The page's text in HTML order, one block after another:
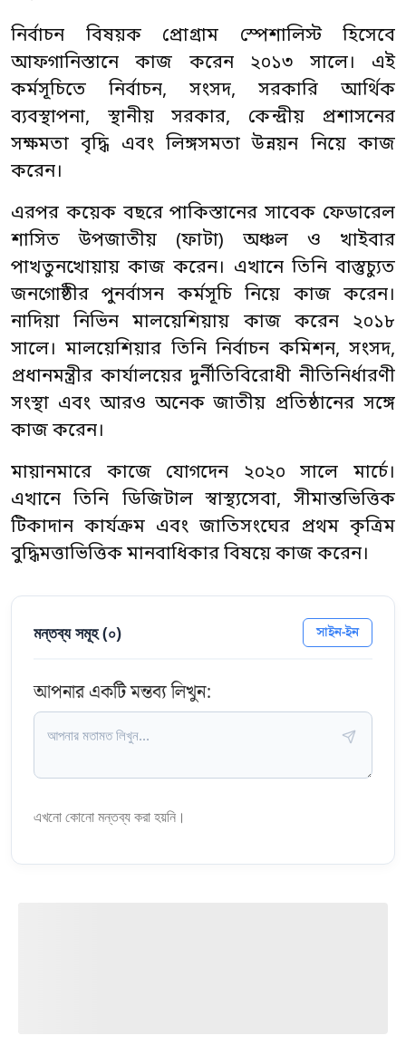
নির্বাচন বিষয়ক প্রোগ্রাম স্পেশালিস্ট হিসেবে
আফগানিস্তানে কাজ করেন ২০১৩ সালে। এই
কর্মসূচিতে নির্বাচন, সংসদ, সরকারি আর্থিক
ব্যবস্থাপনা, স্থানীয় সরকার, কেন্দ্রীয় প্রশাসনের
সক্ষমতা বৃদ্ধি এবং লিঙ্গসমতা উন্নয়ন নিয়ে কাজ
করেন।
এরপর কয়েক বছরে পাকিস্তানের সাবেক ফেডারেল
শাসিত উপজাতীয় (ফাটা) অঞ্চল ও খাইবার
পাখতুনখোয়ায় কাজ করেন। এখানে তিনি বাস্তুচ্যুত
জনগোষ্ঠীর পুনর্বাসন কর্মসূচি নিয়ে কাজ করেন।
নাদিয়া নিভিন মালয়েশিয়ায় কাজ করেন ২০১৮
সালে। মালয়েশিয়ার তিনি নির্বাচন কমিশন, সংসদ,
প্রধানমন্ত্রীর কার্যালয়ের দুর্নীতিবিরোধী নীতিনির্ধারণী
সংস্থা এবং আরও অনেক জাতীয় প্রতিষ্ঠানের সঙ্গে
কাজ করেন।
মায়ানমারে কাজে যোগদেন ২০২০ সালে মার্চে।
এখানে তিনি ডিজিটাল স্বাস্থ্যসেবা, সীমান্তভিত্তিক
টিকাদান কার্যক্রম এবং জাতিসংঘের প্রথম কৃত্রিম
বুদ্ধিমত্তাভিত্তিক মানবাধিকার বিষয়ে কাজ করেন।
মন্তব্য সমূহ (০) সাইন-ইন
আপনার একটি মন্তব্য লিখুন:
এখনো কোনো মন্তব্য করা হয়নি।